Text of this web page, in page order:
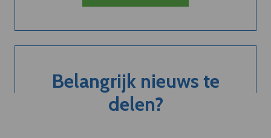
Belangrijk nieuws te
delen?